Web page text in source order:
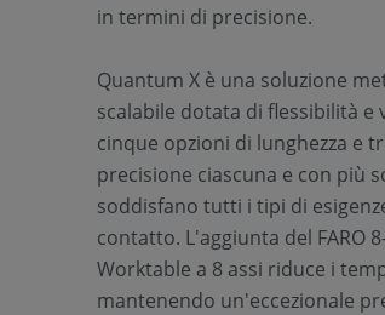
in termini di precisione.
Quantum X è una soluzione
scalabile dotata di flessibilità
cinque opzioni di lunghezza e
precisione ciascuna e con più
soddisfano tutti i tipi di
contatto. L'aggiunta del FARO
Worktable a 8 assi riduce i
mantenendo un'eccezionale